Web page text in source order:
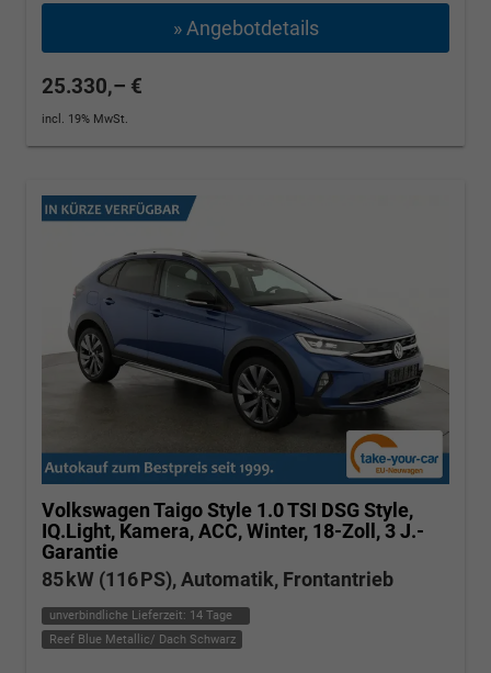
» Angebotdetails
25.330,– €
incl. 19% MwSt.
Volkswagen TaigoStyle 1.0 TSI DSG Style,
IQ.Light, Kamera, ACC, Winter, 18-Zoll, 3 J.-
Garantie
85 kW (116 PS), Automatik, Frontantrieb
unverbindliche Lieferzeit: 14 Tage
Reef Blue Metallic/ Dach Schwarz